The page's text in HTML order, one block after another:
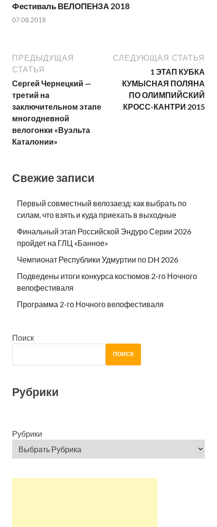
Фестиваль ВЕЛОПЕНЗА 2018
07.08.2018
ПРЕДЫДУЩАЯ
СТАТЬЯ
Сергей Чернецкий —
третий на
заключительном этапе
многодневной
велогонки «Вуэльта
Каталонии»
СЛЕДУЮЩАЯ СТАТЬЯ
1 ЭТАП КУБКА
КУМЫСНАЯ ПОЛЯНА
ПО ОЛИМПИЙСКИЙ
КРОСС-КАНТРИ 2015
Свежие записи
Первый совместный велозаезд: как выбрать по
силам, что взять и куда приехать в выходные
Финальный этап Российской Эндуро Серии 2026
пройдет на ГЛЦ «Банное»
Чемпионат Республики Удмуртии по DH 2026
Подведены итоги конкурса костюмов 2-го Ночного
велофестиваля
Программа 2-го Ночного велофестиваля
Поиск
ПОИСК
Рубрики
Рубрики